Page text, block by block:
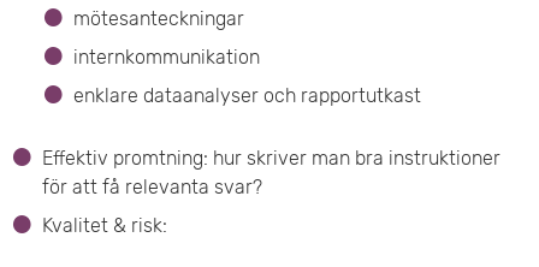
mötesanteckningar
internkommunikation
enklare dataanalyser och rapportutkast
Effektiv promtning: hur skriver man bra instruktioner
för att få relevanta svar?
Kvalitet & risk: